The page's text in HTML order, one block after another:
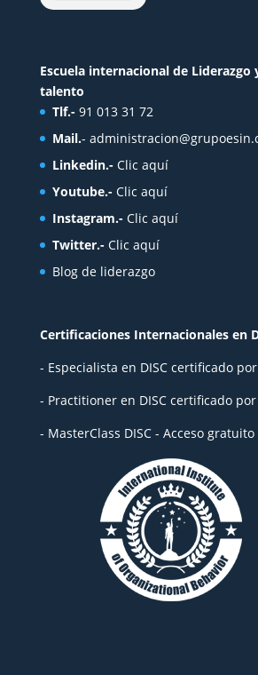
Escuela internacional de Liderazgo
talento
Tlf.- 91 013 31 72
Mail.-
Linkedin.- Clic aquí
Youtube.- Clic aquí
Instagram.- Clic aquí
Twitter.- Clic aquí
Blog de liderazgo
Certificaciones Internacionales en
- Especialista en DISC certificado
- Practitioner en DISC certificado
- MasterClass DISC - Acceso gratuito